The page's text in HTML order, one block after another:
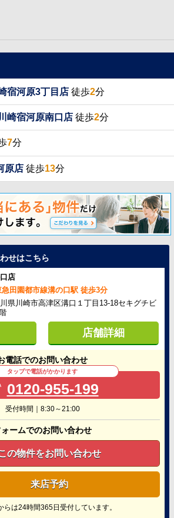
宿河原3丁目店 徒歩2分
崎宿河原南口店 徒歩2分
7分
原店 徒歩13分
せはこちら
店
急田園都市線溝の口駅 徒歩3分
県川崎市高津区溝口１丁目13-18セキグチビ
店舗詳細
電話でのお問い合わせ
タップで電話がかかります
0120-955-199
受付時間｜8:30～21:00
ォームでのお問い合わせ
の物件をお問い合わせ
来店予約
らは24時間365日受付しています。